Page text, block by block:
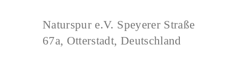
Naturspur e.V. Speyerer Straße
67a, Otterstadt, Deutschland